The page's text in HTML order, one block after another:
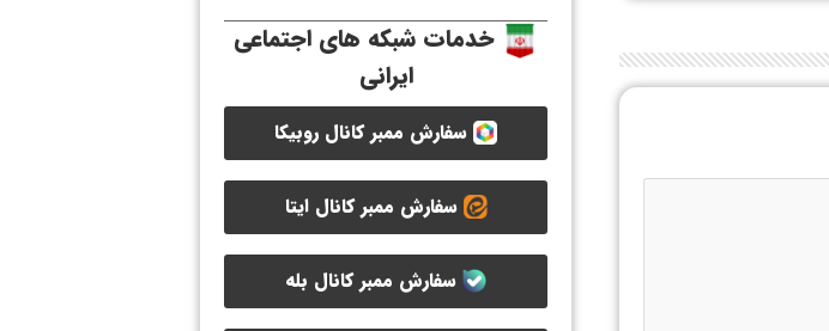
خدمات شبکه های اجتماعی
ایرانی
سفارش ممبر کانال روبیکا
سفارش ممبر کانال ایتا
سفارش ممبر کانال بله